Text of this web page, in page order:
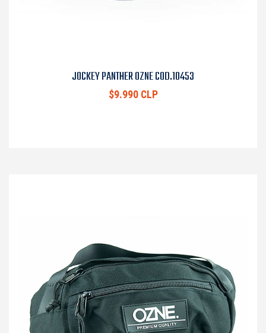
JOCKEY PANTHER OZNE COD.10453
$9.990 CLP